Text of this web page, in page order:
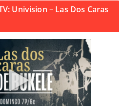
Univision – Las Dos Caras